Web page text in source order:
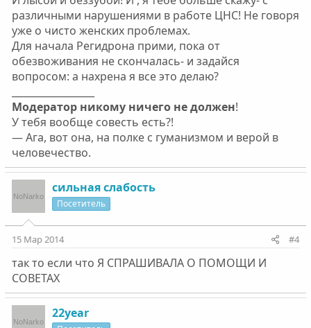
различными нарушениями в работе ЦНС! Не говоря
уже о чисто женских проблемах.
Для начала Регидрона прими, пока от
обезвоживания не скончалась- и задайся
вопросом: а нахрена я все это делаю?
Модератор никому ничего не должен!
У тебя вообще совесть есть?!
— Ага, вот она, на полке с гуманизмом и верой в
человечество.
сильная слабость
Посетитель
15 Мар 2014 #4
так то если что Я СПРАШИВАЛА О ПОМОЩИ И
СОВЕТАХ
22year